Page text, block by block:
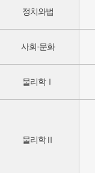
정치와법
사회·문화
물리학Ⅰ
물리학Ⅱ